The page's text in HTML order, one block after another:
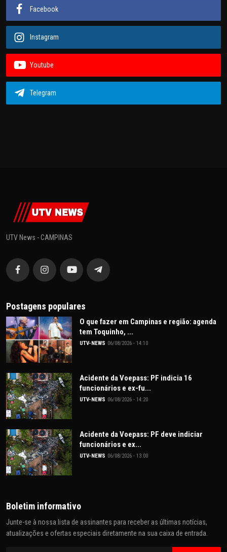
Facebook
Instagram
Youtube
Telegram
UTV News - CAMPINAS
Postagens populares
O que fazer em Campinas e região: agenda
tem Toquinho, ...
UTV-NEWS 06/08/2026 - 14:10
Acidente da Voepass: PF indicia 16
funcionários e ex-fu...
UTV-NEWS 06/08/2026 - 14:20
Acidente da Voepass: PF deve indiciar
funcionários e ex...
UTV-NEWS 06/08/2026 - 13:00
Boletim informativo
Junte-se à nossa lista de assinantes para receber as últimas notícias,
atualizações e ofertas especiais diretamente na sua caixa de entrada.